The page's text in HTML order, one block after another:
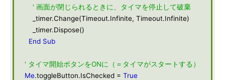
' 画面が閉じられるときに、タイマを停止して破棄
_timer.Change(Timeout.Infinite, Timeout.Infinite)
_timer.Dispose()
End Sub
' タイマ開始ボタンをONに（＝タイマがスタートする）
Me.toggleButton.IsChecked = True